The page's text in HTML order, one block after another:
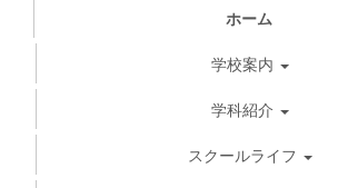
ホーム
学校案内
学科紹介
スクールライフ